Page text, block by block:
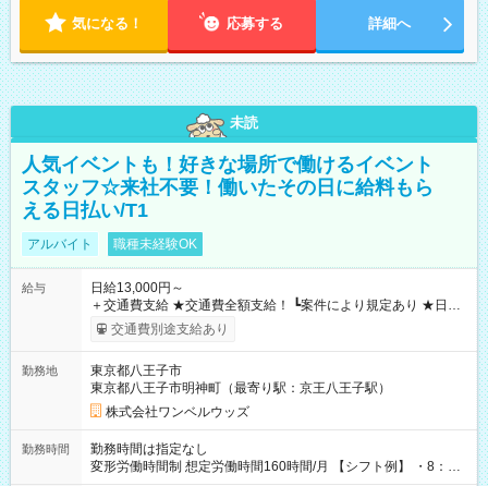
気になる！ 応募する 詳細へ
未読
人気イベントも！好きな場所で働けるイベント
スタッフ☆来社不要！働いたその日に給料もら
える日払い/T1
アルバイト 職種未経験OK
給与
日給13,000円～
＋交通費支給 ★交通費全額支給！ ┗案件により規定あり ★日払
いOK！（規定あり） ┗働いたその日に現金GET♪ お仕事後はコ
ンビニATMから 日払い分を引き落とせます！ 【試用期間】試
交通費別途支給あり
勤務地
東京都八王子市
東京都八王子市明神町（最寄り駅：京王八王子駅）
株式会社ワンベルウッズ
勤務時間
勤務時間は指定なし
変形労働時間制 想定労働時間160時間/月 【シフト例】 ・8：00